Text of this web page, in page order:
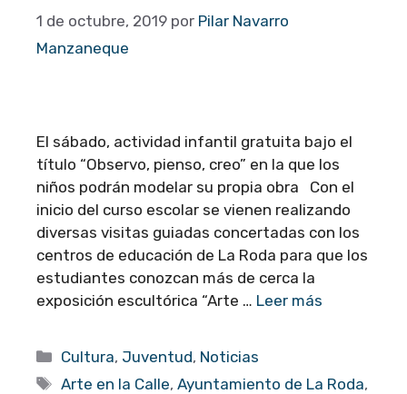
1 de octubre, 2019 por Pilar Navarro
Manzaneque
El sábado, actividad infantil gratuita bajo el
título “Observo, pienso, creo” en la que los
niños podrán modelar su propia obra Con el
inicio del curso escolar se vienen realizando
diversas visitas guiadas concertadas con los
centros de educación de La Roda para que los
estudiantes conozcan más de cerca la
exposición escultórica “Arte … Leer más
Categorías
Cultura, Juventud, Noticias
Etiquetas
Arte en la Calle,Ayuntamiento de La Roda,